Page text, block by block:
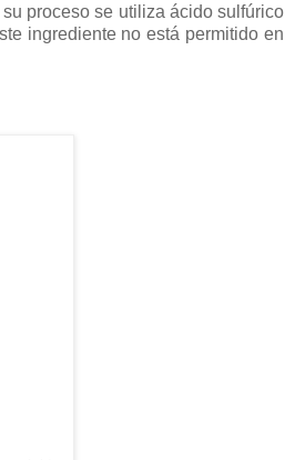
proceso se utiliza ácido sulfúrico
ingrediente no está permitido en